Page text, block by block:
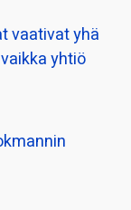
vaativat yhä
yhtiö